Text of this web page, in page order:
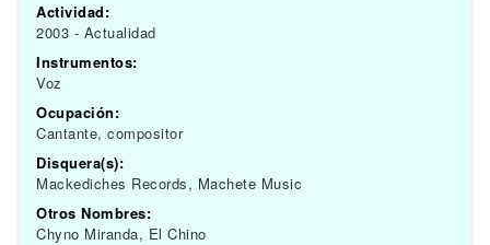
Actividad:
2003 - Actualidad
Instrumentos:
Voz
Ocupación:
Cantante, compositor
Disquera(s):
Mackediches Records, Machete Music
Otros Nombres:
Chyno Miranda, El Chino